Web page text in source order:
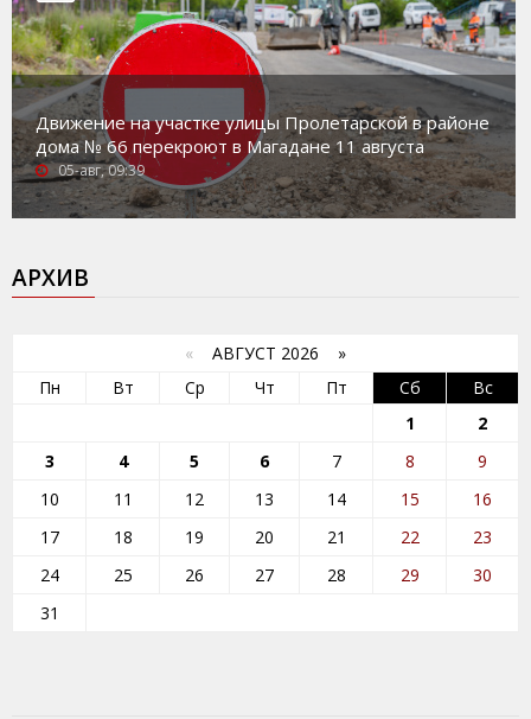
Движение на участке улицы Пролетарской в районе
дома № 66 перекроют в Магадане 11 августа
05-авг, 09:39
АРХИВ
« АВГУСТ 2026 »
Пн
Вт Ср Чт Пт Сб
Вс
1
2
3
4 5 6 7 8
9
10
11 12 13 14 15
16
17
18 19 20 21 22
23
24
25 26 27 28 29
30
31